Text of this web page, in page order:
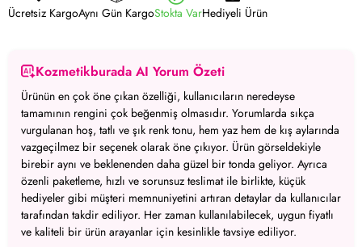
Ücretsiz KargoAynı Gün KargoStokta VarHediyeli Ürün
Kozmetikburada AI Yorum Özeti
Ürünün en çok öne çıkan özelliği, kullanıcıların neredeyse
tamamının rengini çok beğenmiş olmasıdır. Yorumlarda sıkça
vurgulanan hoş, tatlı ve şık renk tonu, hem yaz hem de kış aylarında
vazgeçilmez bir seçenek olarak öne çıkıyor. Ürün görseldekiyle
birebir aynı ve beklenenden daha güzel bir tonda geliyor. Ayrıca
özenli paketleme, hızlı ve sorunsuz teslimatile birlikte, küçük
hediyeler gibi müşteri memnuniyetini artıran detaylar da kullanıcılar
tarafından takdir ediliyor. Her zaman kullanılabilecek, uygun fiyatlı
ve kaliteli bir ürün arayanlar için kesinlikle tavsiye ediliyor.